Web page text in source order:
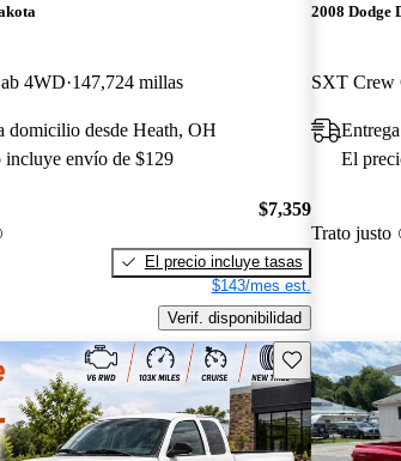
4WD 147,724 millas
domicilio desde Heath, OH
incluye envío de $129
$7,359
El precio incluye tasas
$143/mes est.
Verif. disponibilidad
2008 Dodge
SXT Crew
El
Trato justo
Guarda este